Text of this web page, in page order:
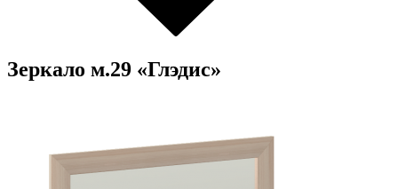
Зеркало м.29 «Глэдис»